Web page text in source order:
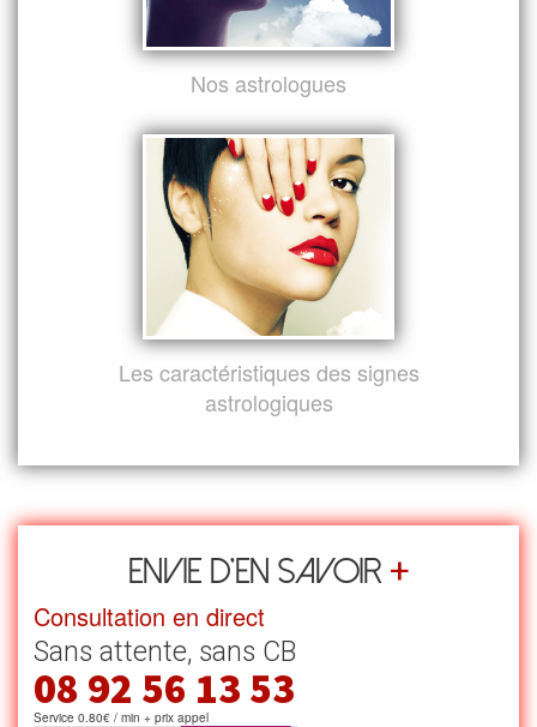
Nos astrologues
Les caractéristiques des signes
astrologiques
Envie d’en savoir +
Consultation en direct
Sans attente, sans CB
08 92 56 13 53
Service 0.80€ / min + prix appel